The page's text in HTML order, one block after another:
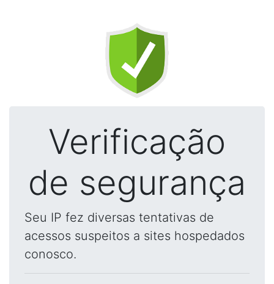
Verificação
de segurança
Seu IP fez diversas tentativas de
acessos suspeitos a sites hospedados
conosco.